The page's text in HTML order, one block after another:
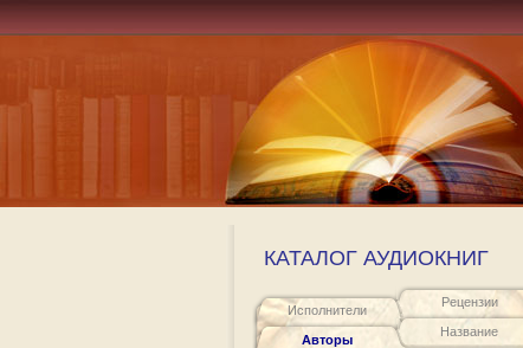
КАТАЛОГ АУДИОКНИГ
Исполнители
Авторы
Рецензии
Название